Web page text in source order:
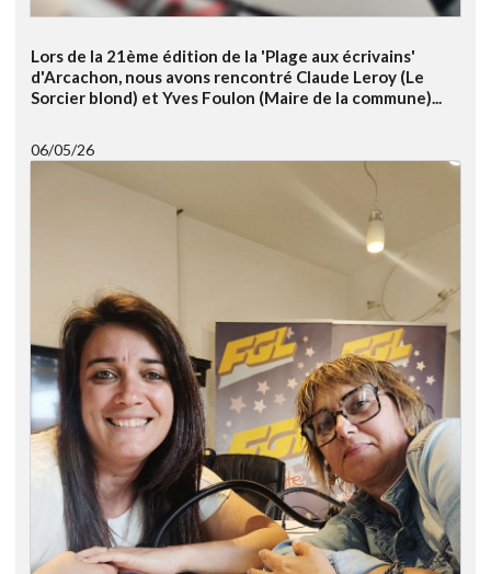
Lors de la 21ème édition de la 'Plage aux écrivains'
d'Arcachon, nous avons rencontré Claude Leroy (Le
Sorcier blond) et Yves Foulon (Maire de la commune)...
06/05/26